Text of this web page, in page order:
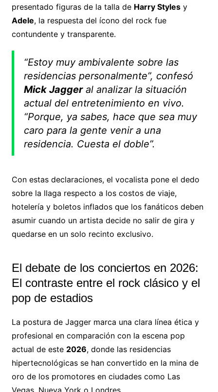
presentado figuras de la talla de Harry Stylesy
Adele, la respuesta del ícono del rock fue
contundente y transparente.
“Estoy muy ambivalente sobre las
residencias personalmente”, confesó
Mick Jaggeral analizar la situación
actual del entretenimiento en vivo.
“Porque, ya sabes, hace que sea muy
caro para la gente venir a una
residencia. Cuesta el doble”.
Con estas declaraciones, el vocalista pone el dedo
sobre la llaga respecto a los costos de viaje,
hotelería y boletos inflados que los fanáticos deben
asumir cuando un artista decide no salir de gira y
quedarse en un solo recinto exclusivo.
El debate de los conciertos en 2026:
El contraste entre el rock clásico y el
pop de estadios
La postura de Jagger marca una clara línea ética y
profesional en comparación con la escena pop
actual de este 2026, donde las residencias
hipertecnológicas se han convertido en la mina de
oro de los promotores en ciudades como Las
Vegas, Nueva York o Londres.